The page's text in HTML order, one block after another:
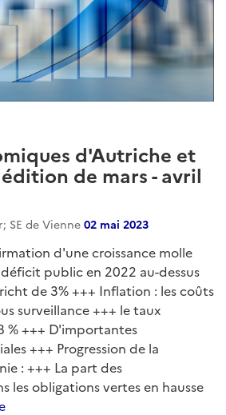
d'Autriche et
de mars - avril
SE de Vienne 02 mai 2023
d'une croissance molle
public en 2022 au-dessus
de 3% +++ Inflation : les coûts
surveillance +++ le taux
% +++ D'importantes
+++ Progression de la
: +++ La part des
les obligations vertes en hausse